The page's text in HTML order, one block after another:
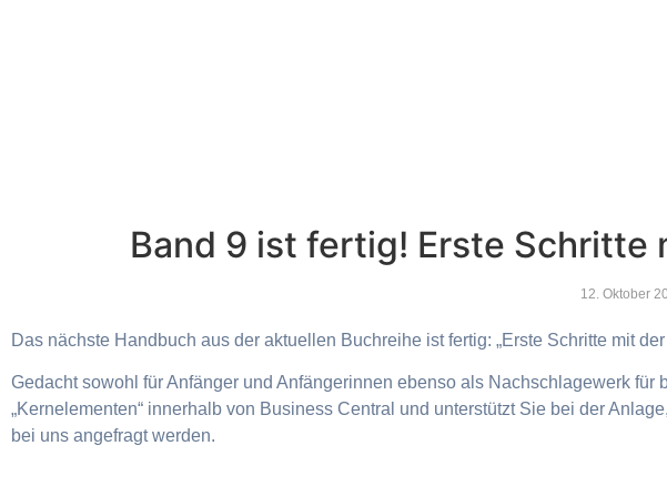
Band 9 ist fertig! Erste
12. Oktober
Das nächste Handbuch aus der aktuellen Buchreihe ist fertig: „Erste Schritte mit
Gedacht sowohl für Anfänger und Anfängerinnen ebenso als Nachschlagewerk
„Kernelementen“ innerhalb von Business Central und unterstützt Sie bei der
bei uns angefragt werden.